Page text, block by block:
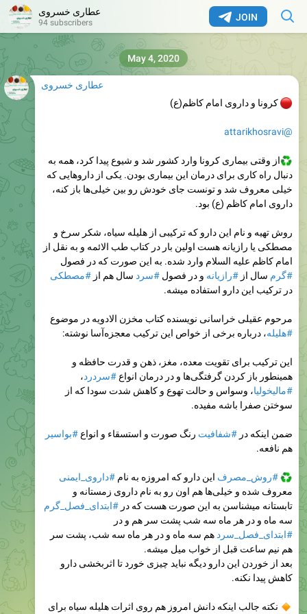
JOIN عطاری خسروی
94 subscribers
عطاری خسروی
کرونا و داروی امام کاظم(ع)
@attarikhosravi
از وقتی بیماری کرونا وارد کشور شد و شیوع پیدا کرد، همه به
دنبال راه کاری برای درمان این بیماری بودن. یکی از داروهایی که
خیلی معروف شد و تونست جای خودش رو بین خیلی‌ها باز کنه،
داروی امام کاظم (ع) بود.
روش تهیه و نام این دارو که ترکیبی از هلیله سیاه، شکر سرخ و
مصطکی یا رازیانه هست اولین بار در کتاب طب الائمه و به نقل از
امام کاظم علیه السلام وارد شده. به این صورت که در فصول
#گرم سال از #رازیانه و در فصول #سرد سال هم از #مصطکی
در ترکیب این دارو استفاده میشه.
مرحوم عقیلی خراسانی نویسنده کتاب مخزن الادویه در موضوع
#هلیله، درباره برخی از خواص این ترکیب معجزه‌آسا نوشته:
این ترکیب برای تقویت معده، مغز، ذهن و قدرت حافظه و
همینطور باز کردن گرفتگی‌ها و در درمان انواع #سردرد،
#مالیخولیا، وسواس و حالت تهوع و کاهش شدت سودا که از
سوختن صفرا باشه مفیده.
ضمن اینکه در #شفافیت رنگ صورت و استسقاء و انواع #بواسیر
هم نافعه.
#روش_مصرف این دارو که امروزه به نام#داروی_ایمنی
معروف شده و خیلی‌ها هم اون رو به نام داروی زمستانه و
تابستانه میشناسن به این صورت هست که در #ابتدای_فصل_گرم
سه ماه و در هر ماه سه شب پشت سر هم و در
#ابتدای_فصل_سرد هم سه ماه و در هر ماه سه شب، پشت سر
هم نیم ساعت قبل از خواب میل میشه.
بعد از خوردن این دارو دیگه نباید چیزی خورد تا اثربخشی دارو
کاهش پیدا نکنه.
نکته جالب اینکه دانش امروز هم روی اثرات هلیله سیاه برای
May 4, 2020